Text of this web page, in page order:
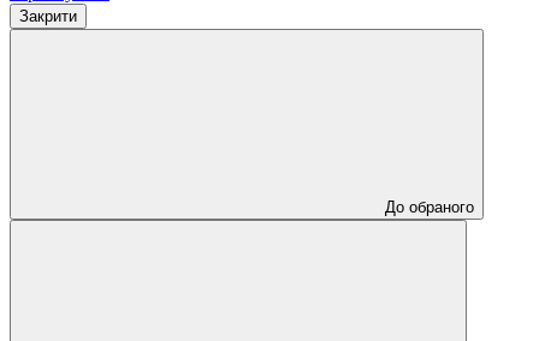
Закрити
До обраного